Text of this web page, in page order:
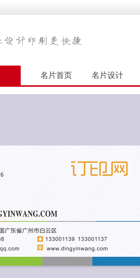
名片首页 名片设计